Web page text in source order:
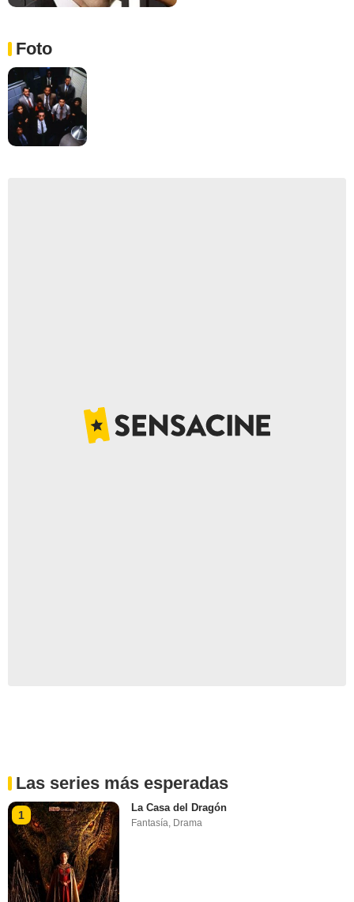
Foto
Las series más esperadas
1
La Casa del Dragón
Fantasía Drama